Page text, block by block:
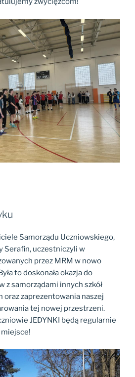
Samorządu Uczniowskiego,
Serafin, uczestniczyli w
przez MRM w nowo
to doskonała okazja do
z samorządami innych szkół
oraz zaprezentowania naszej
tej nowej przestrzeni.
JEDYNKI będą regularnie